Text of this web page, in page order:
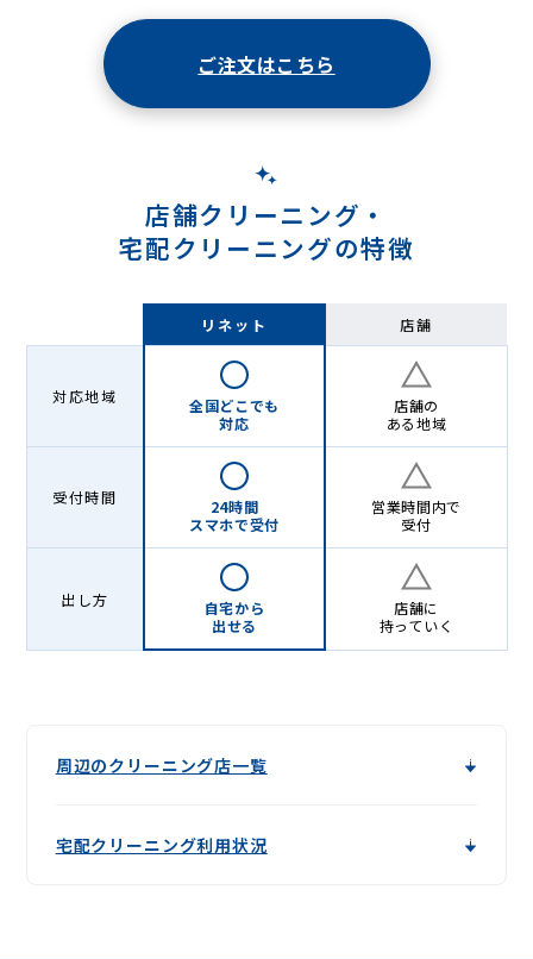
ご注文はこちら
店舗クリーニング・
宅配クリーニングの特徴
リネット 店舗
対応地域
全国どこでも
対応
店舗の
ある地域
受付時間
24時間
スマホで受付
営業時間内で
受付
出し方
自宅から
出せる
店舗に
持っていく
周辺のクリーニング店一覧
宅配クリーニング利用状況